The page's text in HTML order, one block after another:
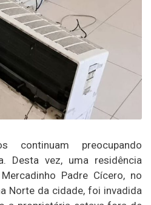
preocupando
Desta vez, uma residência
Padre Cícero, no
Norte da cidade, foi invadida